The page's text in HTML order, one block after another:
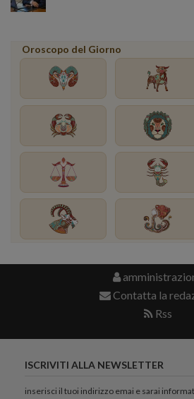
Oroscopo del Giorno
Contatta la
Rss
ISCRIVITI ALLA NEWSLETTER
inserisci il tuoi indirizzo emai e sarai